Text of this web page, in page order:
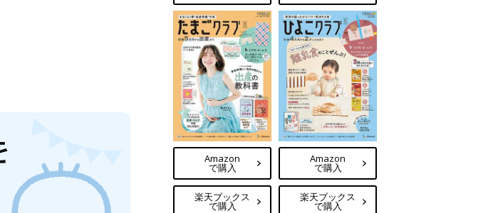
Amazon
で購入
楽天ブックス
で購入
Amazon
で購入
楽天ブックス
で購入